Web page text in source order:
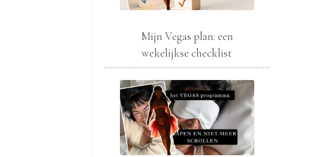
Mijn Vegas plan: een
wekelijkse checklist